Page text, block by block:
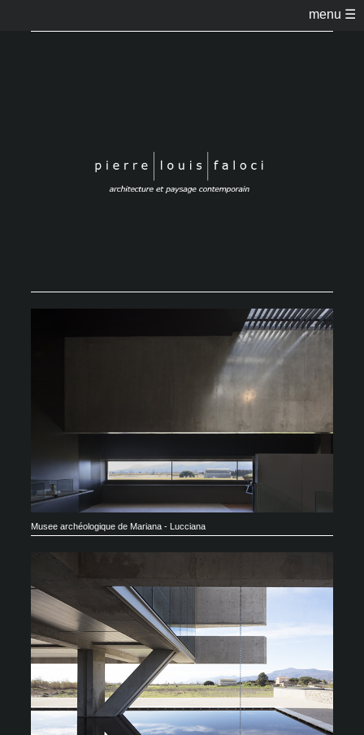
menu ☰
Musee archéologique de Mariana - Lucciana